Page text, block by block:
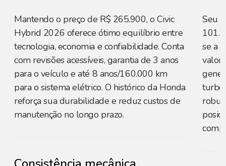
Mantendo o preço de R$ 265.900, o Civic
Hybrid 2026 oferece ótimo equilíbrio entre
tecnologia, economia e confiabilidade. Conta
com revisões acessíveis, garantia de 3 anos
para o veículo e até 8 anos/160.000 km
para o sistema elétrico. O histórico da Honda
reforça sua durabilidade e reduz custos de
manutenção no longo prazo.
Seu
se a
valor
turbo